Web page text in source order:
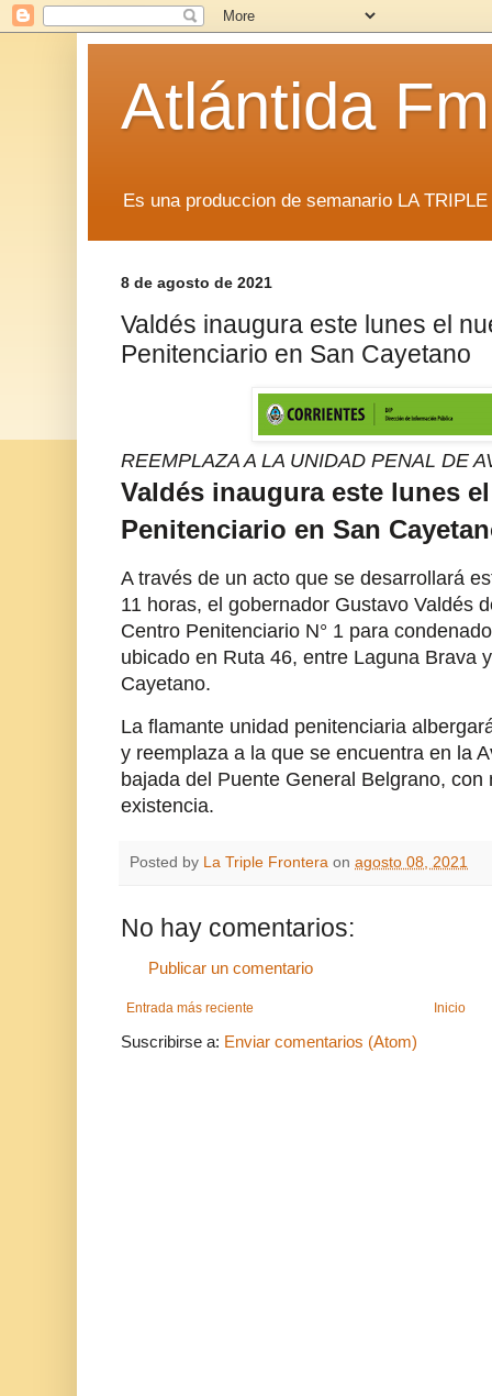
Atlántida
Es una produccion de semanario LA
8 de agosto de 2021
Valdés inaugura este lunes el
Penitenciario en San Cayetano
REEMPLAZA A LA UNIDAD PENAL DE
Valdés inaugura este lunes
Penitenciario en San
A través de un acto que se desarrollará
11 horas, el gobernador Gustavo Valdés
Centro Penitenciario N° 1 para
ubicado en Ruta 46, entre Laguna Brava
Cayetano.
La flamante unidad penitenciaria
y reemplaza a la que se encuentra en la
bajada del Puente General Belgrano, con
existencia.
Posted by La Triple Frontera on agosto 08, 2021
No hay comentarios:
Publicar un comentario
Entrada más reciente Inicio
Suscribirse a: Enviar comentarios (Atom)